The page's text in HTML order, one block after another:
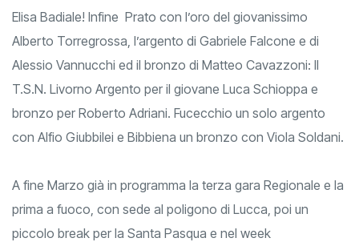
Elisa Badiale! Infine Prato con l’oro del giovanissimo
Alberto Torregrossa, l’argento di Gabriele Falcone e di
Alessio Vannucchi ed il bronzo di Matteo Cavazzoni: Il
T.S.N. Livorno Argento per il giovane Luca Schioppa e
bronzo per Roberto Adriani. Fucecchio un solo argento
con Alfio Giubbilei e Bibbiena un bronzo con Viola Soldani.
A fine Marzo già in programma la terza gara Regionale e la
prima a fuoco, con sede al poligono di Lucca, poi un
piccolo break per la Santa Pasqua e nel week